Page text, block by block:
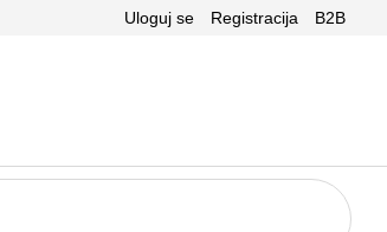
Uloguj se Registracija B2B